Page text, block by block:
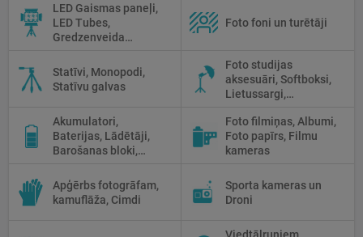
LED Gaismas paneļi,
LED Tubes,
Gredzenveida
Prožektori,
Fluorescējošās,
Halogānās
Foto foni un turētāji
Statīvi, Monopodi,
Statīvu galvas
Foto studijas
aksesuāri, Softboksi,
Lietussargi,
Priekšmetu galdi
Akumulatori,
Baterijas, Lādētāji,
Barošanas bloki,
Foto filmiņas, Albumi,
Foto papīrs, Filmu
kameras
Apģērbs fotogrāfam,
kamuflāža, Cimdi
Sporta kameras un
Droni
Viedtālruņiem,